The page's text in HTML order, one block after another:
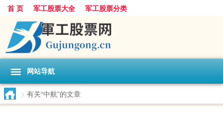
首 页 军工股票大全 军工股票分类
网站导航
> 有关“中航”的文章